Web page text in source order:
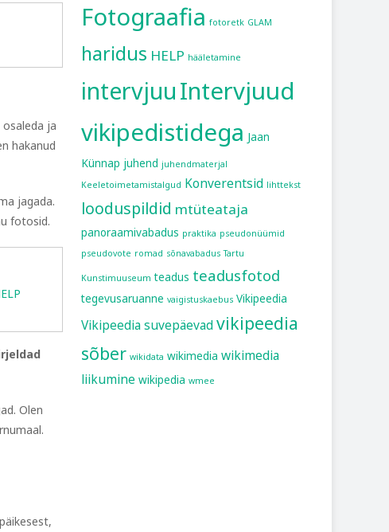
ja
hakanud
jagada.
fotosid.
Olen
Fotograafia fotoretk GLAM
haridus HELP hääletamine
intervjuuIntervjuud
vikipedistidega Jaan
Künnap juhend juhendmaterjal
Keeletoimetamistalgud Konverentsid lihttekst
looduspildid mtüteataja
panoraamivabadus praktika pseudonüümid
pseudovote romad sõnavabadus Tartu
Kunstimuuseum teadus teadusfotod
tegevusaruanne vaigistuskaebus Vikipeedia
Vikipeedia suvepäevadvikipeedia
sõber wikidata wikimedia wikimedia
liikumine wikipedia wmee